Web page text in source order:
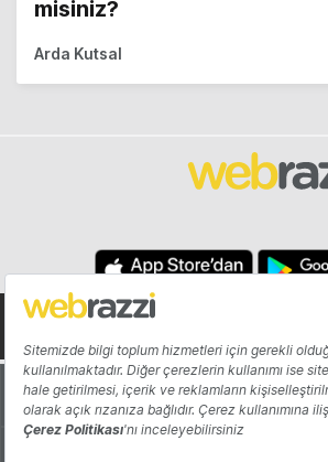
misiniz?
Arda Kutsal
Hakkında